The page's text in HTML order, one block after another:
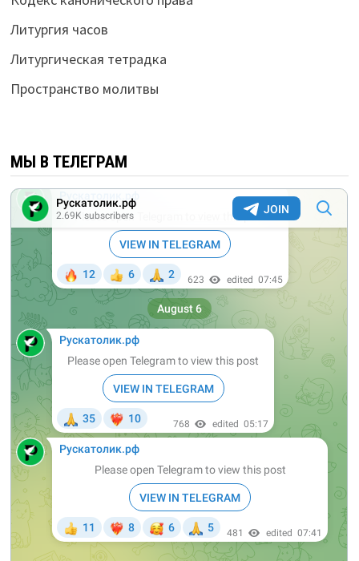
Литургия часов
Литургическая тетрадка
Пространство молитвы
МЫ В ТЕЛЕГРАМ